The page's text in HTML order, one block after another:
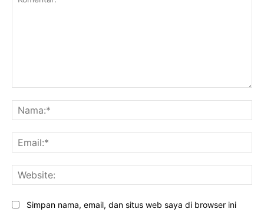
Simpan nama, email, dan situs web saya di browser ini